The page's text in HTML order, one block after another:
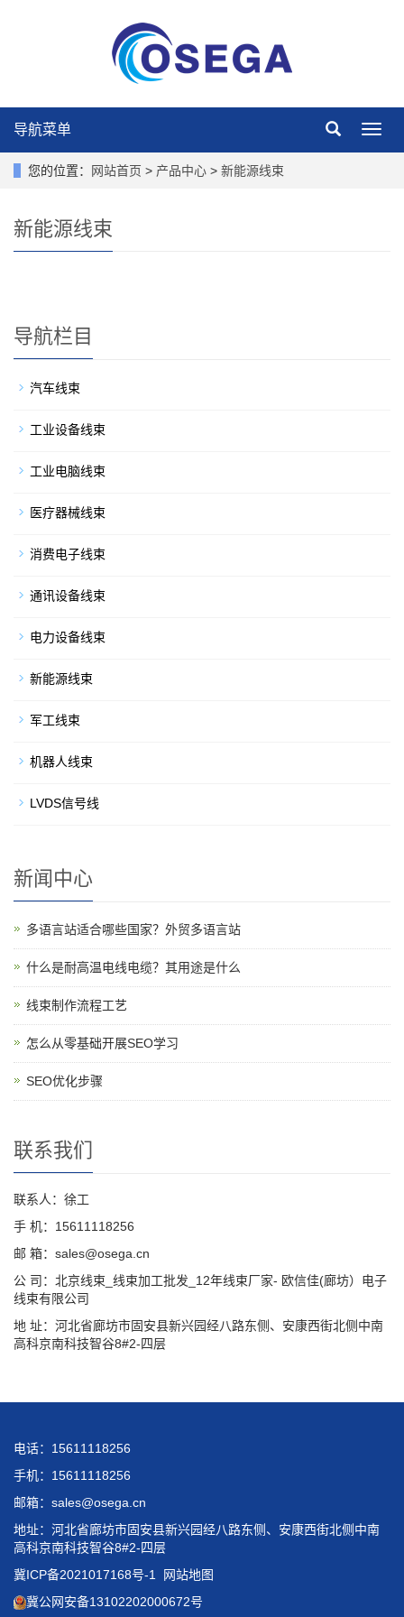
导
导航菜单
您的位置： 网站首页 > 产品中心 > 新能源线束
新能源线束
导航栏目
汽车线束
工业设备线束
工业电脑线束
医疗器械线束
消费电子线束
通讯设备线束
电力设备线束
新能源线束
军工线束
机器人线束
LVDS信号线
新闻中心
多语言站适合哪些国家？外贸多语言站
什么是耐高温电线电缆？其用途是什么
线束制作流程工艺
怎么从零基础开展SEO学习
SEO优化步骤
联系我们
联系人：徐工
手 机：15611118256
邮 箱：sales@osega.cn
公 司：北京线束_线束加工批发_12年线束厂家- 欧信佳(廊坊）电子
线束有限公司
地 址：河北省廊坊市固安县新兴园经八路东侧、安康西街北侧中南
高科京南科技智谷8#2-四层
电话：15611118256
手机：15611118256
邮箱：sales@osega.cn
地址：河北省廊坊市固安县新兴园经八路东侧、安康西街北侧中南
高科京南科技智谷8#2-四层
冀ICP备2021017168号-1
网站地图
冀公网安备13102202000672号